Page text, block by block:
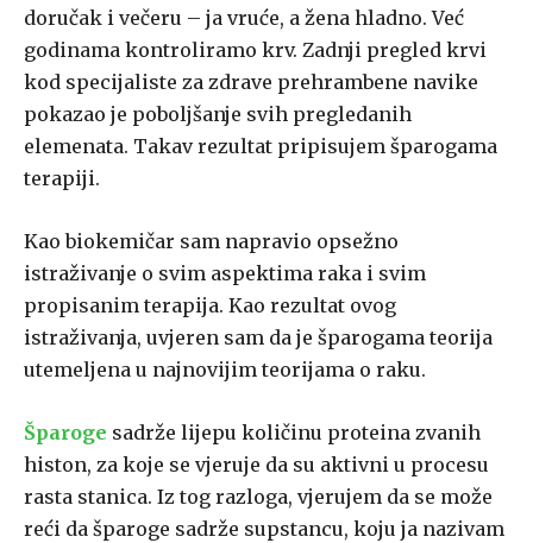
doručak i večeru – ja vruće, a žena hladno. Već
godinama kontroliramo krv. Zadnji pregled krvi
kod specijaliste za zdrave prehrambene navike
pokazao je poboljšanje svih pregledanih
elemenata. Takav rezultat pripisujem šparogama
terapiji.
Kao biokemičar sam napravio opsežno
istraživanje o svim aspektima raka i svim
propisanim terapija. Kao rezultat ovog
istraživanja, uvjeren sam da je šparogama teorija
utemeljena u najnovijim teorijama o raku.
Šparoge sadrže lijepu količinu proteina zvanih
histon, za koje se vjeruje da su aktivni u procesu
rasta stanica. Iz tog razloga, vjerujem da se može
reći da šparoge sadrže supstancu, koju ja nazivam